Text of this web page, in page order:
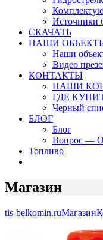
Источники
СКАЧАТЬ
НАШИ
Наши
Видео
КОНТАКТЫ
НАШИ
ГДЕ
Черный
БЛОГ
Блог
Вопрос —
Топливо
Магазин
tis-belkomin.ruМагазин